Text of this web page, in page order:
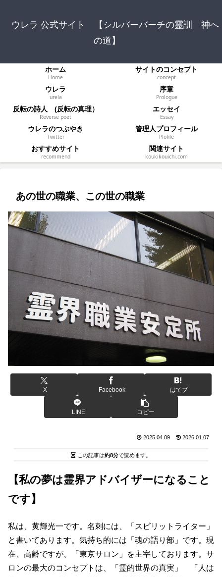
ウレラ 公式サイト 【シルバーバーチの霊訓 神へ
の道】
ホーム
Home
サイトのコンセプト
concept
ウレラ
urela
序章
Prologue
反転の詩人 (反転の真理）
Reverse poet
エッセイ
Essay
ウレラのつぶやき
Twitter
管理人プロフィール
Plofile
おすすめサイト
recommend
関連サイト
koukikouichi.com
あの世の職業、この世の職業
X Facebook はてブ
LINE コピー
2025.04.09 2026.01.07
この記事は約8分で読めます。
【私の夢は霊界アドバイザーになること
です】
私は、黄輝光一です。名刺には、「スピリットライター」
と書いてあります。気持ち的には「魂の語り部」です。現
在、高齢ですが、「東京サロン」を主宰しております。サ
ロンの最大のコンセプトは、「霊的世界の真実」 「人は